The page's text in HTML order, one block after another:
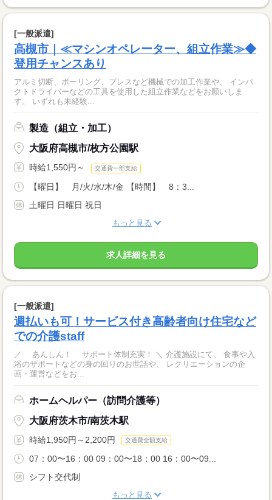
[一般派遣]
高槻市｜≪マシンオペレーター、組立作業≫◆
登用チャンスあり
アルミ切断、ボーリング、プレスなど機械での加工作業や、 インパ
クトドライバーなどの工具を使用した組立作業などをお願いしま
す。 いずれも未経験...
製造（組立・加工）
大阪府高槻市/枚方公園駅
時給1,550円～ 交通費一部支給
【曜日】 月/火/水/木/金 【時間】 8：3...
土曜日 日曜日 祝日
もっと見る
求人詳細を見る
[一般派遣]
週払いも可！サービス付き高齢者向け住宅など
での介護staff
／ あんしん！ サポート体制充実！ ＼ 介護施設にて、 食事や入
浴のサポートなどの身の回りのお世話や、 レクリエーションの企
画・運営などをお...
ホームヘルパー（訪問介護等）
大阪府茨木市/南茨木駅
時給1,950円～2,200円 交通費全額支給
07：00〜16：00 09：00〜18：00 16：00〜09...
シフト交代制
もっと見る